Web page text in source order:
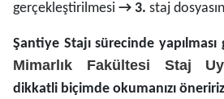
gerçekleştirilmesi → 3. staj
Şantiye Stajı sürecinde
Mimarlık Fakültesi Staj
dikkatli biçimde okumanızı